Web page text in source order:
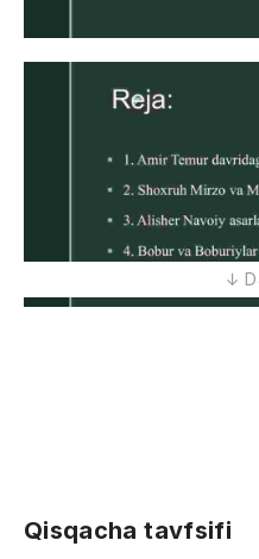
Qisqacha tavfsifi